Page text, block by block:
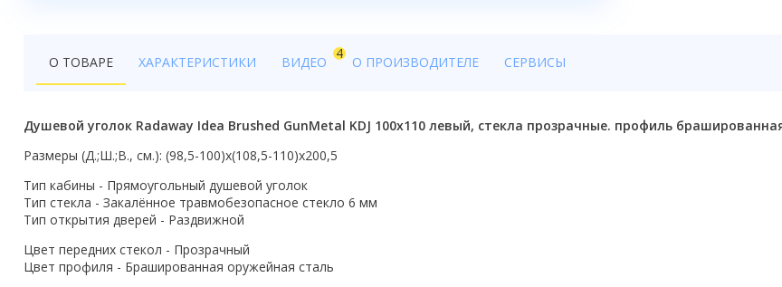
Кухонные мойки
Трапы
Радиаторы отопления
Котлы отопления
О ТОВАРЕ ХАРАКТЕРИСТИКИ ВИДЕО
4
О ПРОИЗВОДИТЕЛЕ СЕРВИСЫ
Душевой уголок Radaway Idea Brushed GunMetal KDJ 100x110 левый, стекла прозрачные. профиль
Размеры (Д.;Ш.;В., см.): (98,5-100)x(108,5-110)x200,5
Тип кабины - Прямоугольный душевой уголок
Тип стекла - Закалённое травмобезопасное стекло 6 мм
Тип открытия дверей - Раздвижной
Цвет передних стекол - Прозрачный
Цвет профиля - Брашированная оружейная сталь